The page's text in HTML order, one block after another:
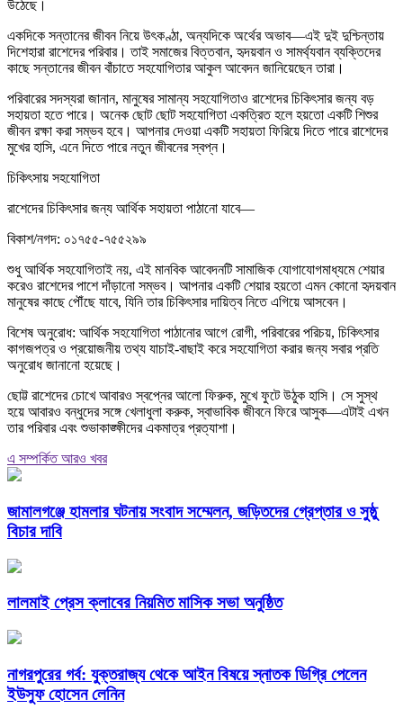
উঠেছে।
একদিকে সন্তানের জীবন নিয়ে উৎকণ্ঠা, অন্যদিকে অর্থের অভাব—এই দুই দুশ্চিন্তায়
দিশেহারা রাশেদের পরিবার। তাই সমাজের বিত্তবান, হৃদয়বান ও সামর্থ্যবান ব্যক্তিদের
কাছে সন্তানের জীবন বাঁচাতে সহযোগিতার আকুল আবেদন জানিয়েছেন তারা।
পরিবারের সদস্যরা জানান, মানুষের সামান্য সহযোগিতাও রাশেদের চিকিৎসার জন্য বড়
সহায়তা হতে পারে। অনেক ছোট ছোট সহযোগিতা একত্রিত হলে হয়তো একটি শিশুর
জীবন রক্ষা করা সম্ভব হবে। আপনার দেওয়া একটি সহায়তা ফিরিয়ে দিতে পারে রাশেদের
মুখের হাসি, এনে দিতে পারে নতুন জীবনের স্বপ্ন।
চিকিৎসায় সহযোগিতা
রাশেদের চিকিৎসার জন্য আর্থিক সহায়তা পাঠানো যাবে—
বিকাশ/নগদ: ০১৭৫৫-৭৫৫২৯৯
শুধু আর্থিক সহযোগিতাই নয়, এই মানবিক আবেদনটি সামাজিক যোগাযোগমাধ্যমে শেয়ার
করেও রাশেদের পাশে দাঁড়ানো সম্ভব। আপনার একটি শেয়ার হয়তো এমন কোনো হৃদয়বান
মানুষের কাছে পৌঁছে যাবে, যিনি তার চিকিৎসার দায়িত্ব নিতে এগিয়ে আসবেন।
বিশেষ অনুরোধ: আর্থিক সহযোগিতা পাঠানোর আগে রোগী, পরিবারের পরিচয়, চিকিৎসার
কাগজপত্র ও প্রয়োজনীয় তথ্য যাচাই-বাছাই করে সহযোগিতা করার জন্য সবার প্রতি
অনুরোধ জানানো হয়েছে।
ছোট্ট রাশেদের চোখে আবারও স্বপ্নের আলো ফিরুক, মুখে ফুটে উঠুক হাসি। সে সুস্থ
হয়ে আবারও বন্ধুদের সঙ্গে খেলাধুলা করুক, স্বাভাবিক জীবনে ফিরে আসুক—এটাই এখন
তার পরিবার এবং শুভাকাঙ্ক্ষীদের একমাত্র প্রত্যাশা।
এ সম্পর্কিত আরও খবর
জামালগঞ্জে হামলার ঘটনায় সংবাদ সম্মেলন, জড়িতদের গ্রেপ্তার ও সুষ্ঠু
বিচার দাবি
লালমাই প্রেস ক্লাবের নিয়মিত মাসিক সভা অনুষ্ঠিত
নাগরপুরের গর্ব: যুক্তরাজ্য থেকে আইন বিষয়ে স্নাতক ডিগ্রি পেলেন
ইউসুফ হোসেন লেনিন